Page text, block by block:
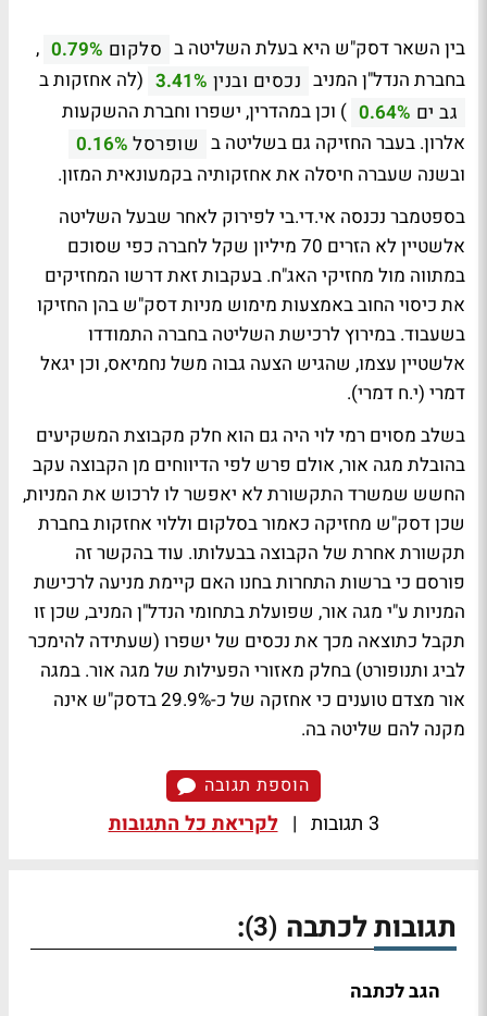
בין השאר דסק"ש היא בעלת השליטה ב סלקום 0.79%
,
בחברת הנדל"ן המניב נכסים ובנין 3.41% (לה אחזקות ב
גב ים 0.64% ) וכן במהדרין, ישפרו וחברת ההשקעות
אלרון. בעבר החזיקה גם בשליטה ב שופרסל 0.16%
ובשנה שעברה חיסלה את אחזקותיה בקמעונאית המזון.
בספטמבר נכנסה אי.די.בי לפירוק לאחר שבעל השליטה
אלשטיין לא הזרים 70 מיליון שקל לחברה כפי שסוכם
במתווה מול מחזיקי האג"ח. בעקבות זאת דרשו המחזיקים
את כיסוי החוב באמצעות מימוש מניות דסק"ש בהן החזיקו
בשעבוד. במירוץ לרכישת השליטה בחברה התמודדו
אלשטיין עצמו, שהגיש הצעה גבוה משל נחמיאס, וכן יגאל
דמרי (י.ח דמרי).
בשלב מסוים רמי לוי היה גם הוא חלק מקבוצת המשקיעים
בהובלת מגה אור, אולם פרש לפי הדיווחים מן הקבוצה עקב
החשש שמשרד התקשורת לא יאפשר לו לרכוש את המניות,
שכן דסק"ש מחזיקה כאמור בסלקום וללוי אחזקות בחברת
תקשורת אחרת של הקבוצה בבעלותו. עוד בהקשר זה
פורסם כי ברשות התחרות בחנו האם קיימת מניעה לרכישת
המניות ע"י מגה אור, שפועלת בתחומי הנדל"ן המניב, שכן זו
תקבל כתוצאה מכך את נכסים של ישפרו (שעתידה להימכר
לביג ותנופורט) בחלק מאזורי הפעילות של מגה אור. במגה
אור מצדם טוענים כי אחזקה של כ-29.9% בדסק"ש אינה
מקנה להם שליטה בה.
הוספת תגובה
3 תגובות | לקריאת כל התגובות
תגובות לכתבה (3)
:
הגב לכתבה